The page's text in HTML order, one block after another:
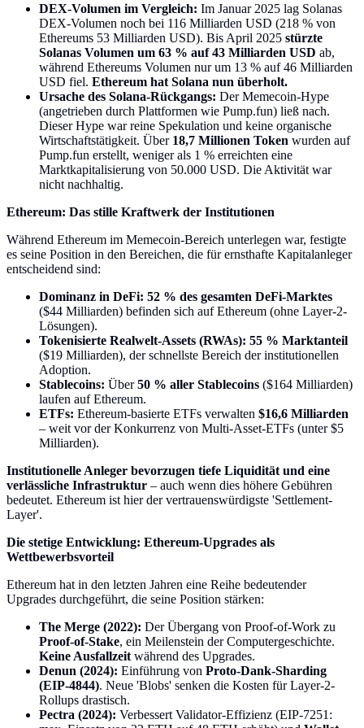
DEX-Volumen im Vergleich: Im Januar 2025 lag Solanas
DEX-Volumen noch bei 116 Milliarden USD (218 % von
Ethereums 53 Milliarden USD). Bis April 2025 stürzte
Solanas Volumen um 63 % auf 43 Milliarden USD ab,
während Ethereums Volumen nur um 13 % auf 46 Milliarden
USD fiel. Ethereum hat Solana nun überholt.
Ursache des Solana-Rückgangs: Der Memecoin-Hype
(angetrieben durch Plattformen wie Pump.fun) ließ nach.
Dieser Hype war reine Spekulation und keine organische
Wirtschaftstätigkeit. Über 18,7 Millionen Token wurden auf
Pump.fun erstellt, weniger als 1 % erreichten eine
Marktkapitalisierung von 50.000 USD. Die Aktivität war
nicht nachhaltig.
Ethereum: Das stille Kraftwerk der Institutionen
Während Ethereum im Memecoin-Bereich unterlegen war, festigte
es seine Position in den Bereichen, die für ernsthafte Kapitalanleger
entscheidend sind:
Dominanz in DeFi: 52 % des gesamten DeFi-Marktes
($44 Milliarden) befinden sich auf Ethereum (ohne Layer-2-
Lösungen).
Tokenisierte Realwelt-Assets (RWAs): 55 % Marktanteil
($19 Milliarden), der schnellste Bereich der institutionellen
Adoption.
Stablecoins: Über50 % aller Stablecoins ($164 Milliarden)
laufen auf Ethereum.
ETFs: Ethereum-basierte ETFs verwalten $16,6 Milliarden
– weit vor der Konkurrenz von Multi-Asset-ETFs (unter $5
Milliarden).
Institutionelle Anleger bevorzugen tiefe Liquidität und eine
verlässliche Infrastruktur – auch wenn dies höhere Gebühren
bedeutet. Ethereum ist hier der vertrauenswürdigste 'Settlement-
Layer'.
Die stetige Entwicklung: Ethereum-Upgrades als
Wettbewerbsvorteil
Ethereum hat in den letzten Jahren eine Reihe bedeutender
Upgrades durchgeführt, die seine Position stärken:
The Merge (2022): Der Übergang von Proof-of-Work zu
Proof-of-Stake, ein Meilenstein der Computergeschichte.
Keine Ausfallzeit während des Upgrades.
Denun (2024): Einführung von Proto-Dank-Sharding
(EIP-4844). Neue 'Blobs' senken die Kosten für Layer-2-
Rollups drastisch.
Pectra (2024): Verbessert Validator-Effizienz (EIP-7251: